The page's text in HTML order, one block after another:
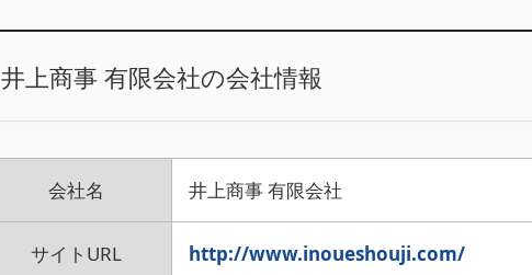
井上商事 有限会社の会社情報
会社名 井上商事 有限会社
サイトURL http://www.inoueshouji.com/